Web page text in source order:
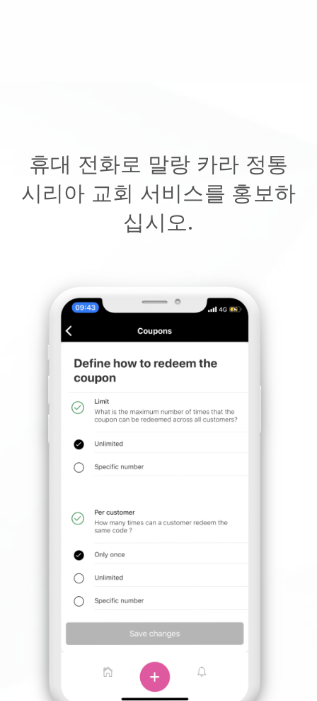
휴대 전화로 말랑 카라 정통
시리아 교회 서비스를 홍보하
십시오.